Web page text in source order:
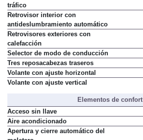
tráfico
Retrovisor interior con
antideslumbramiento automático
Retrovisores exteriores con
calefacción
Selector de modo de conducción
Tres reposacabezas traseros
Volante con ajuste horizontal
Volante con ajuste vertical
Elementos de confort
Acceso sin llave
Aire acondicionado
Apertura y cierre automático del